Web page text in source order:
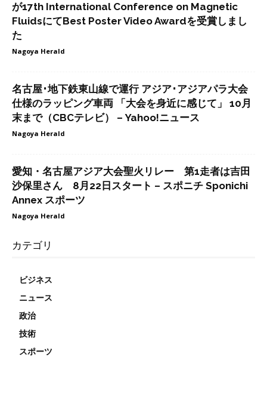
が17th International Conference on Magnetic
FluidsにてBest Poster Video Awardを受賞しまし
た
Nagoya Herald
名古屋･地下鉄東山線で運行 アジア･アジアパラ大会
仕様のラッピング車両 「大会を身近に感じて」 10月
末まで（CBCテレビ） – Yahoo!ニュース
Nagoya Herald
愛知・名古屋アジア大会聖火リレー 第1走者は吉田
沙保里さん 8月22日スタート – スポニチ Sponichi
Annex スポーツ
Nagoya Herald
カテゴリ
ビジネス
ニュース
政治
技術
スポーツ